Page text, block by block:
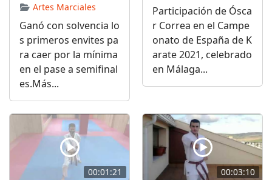
Artes Marciales
Ganó con solvencia lo
s primeros envites pa
ra caer por la mínima
en el pase a semifinal
es.Más...
Participación de Ósca
r Correa en el Campe
onato de España de K
arate 2021, celebrado
en Málaga...
00:01:21 00:03:10